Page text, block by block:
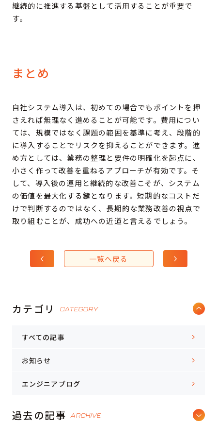
継続的に推進する基盤として活用することが重要で
す。
まとめ
自社システム導入は、初めての場合でもポイントを押
さえれば無理なく進めることが可能です。費用につい
ては、規模ではなく課題の範囲を基準に考え、段階的
に導入することでリスクを抑えることができます。進
め方としては、業務の整理と要件の明確化を起点に、
小さく作って改善を重ねるアプローチが有効です。そ
して、導入後の運用と継続的な改善こそが、システム
の価値を最大化する鍵となります。短期的なコストだ
けで判断するのではなく、長期的な業務改善の視点で
取り組むことが、成功への近道と言えるでしょう。
一覧へ戻る
カテゴリ CATEGORY
すべての記事
お知らせ
エンジニアブログ
過去の記事 ARCHIVE